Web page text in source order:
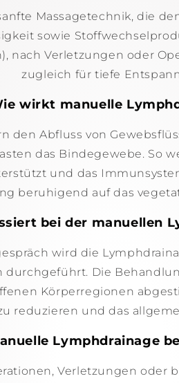
Massagetechnik, die
sowie
nach Verletzungen oder
zugleich für tiefe
wirkt manuelle
den Abfluss von
das Bindegewebe. So
und das
beruhigend auf das
bei der manuellen
wird die
durchgeführt. Die
Körperregionen
reduzieren und das
Lymphdrainage
Verletzungen oder